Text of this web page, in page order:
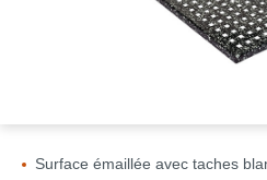
Surface émaillée avec taches